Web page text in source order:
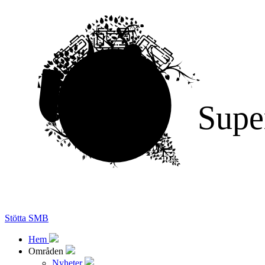
Stötta SMB
Hem
Områden
Nyheter